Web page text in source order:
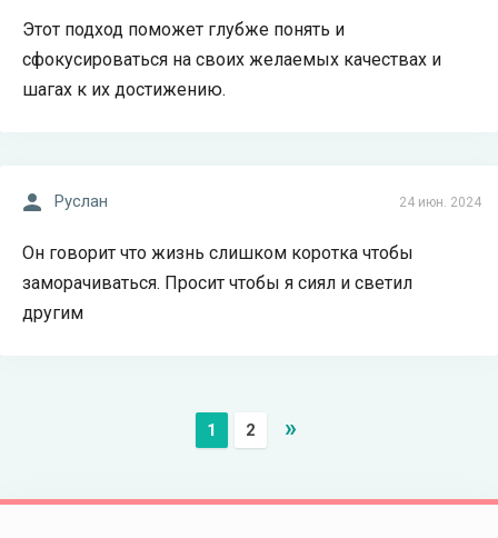
Этот подход поможет глубже понять и
сфокусироваться на своих желаемых качествах и
шагах к их достижению.
24 июн. 2024
Руслан
Он говорит что жизнь слишком коротка чтобы
заморачиваться. Просит чтобы я сиял и светил
другим
1 2 »